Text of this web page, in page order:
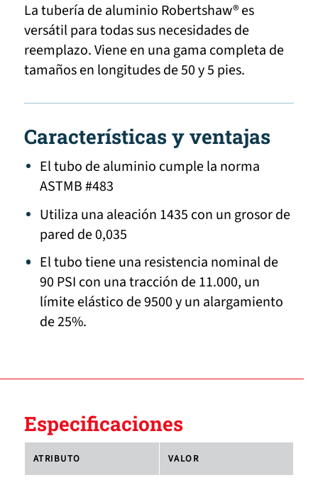
La tubería de aluminio Robertshaw® es
versátil para todas sus necesidades de
reemplazo. Viene en una gama completa de
tamaños en longitudes de 50 y 5 pies.
Características y ventajas
El tubo de aluminio cumple la norma
ASTMB #483
Utiliza una aleación 1435 con un grosor de
pared de 0,035
El tubo tiene una resistencia nominal de
90 PSI con una tracción de 11.000, un
límite elástico de 9500 y un alargamiento
de 25%.
Especificaciones
ATRIBUTO VALOR